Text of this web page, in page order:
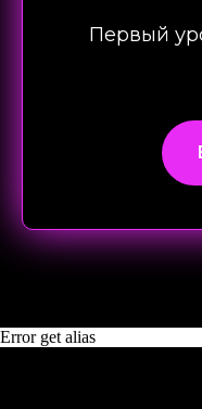
Первый
Error get alias